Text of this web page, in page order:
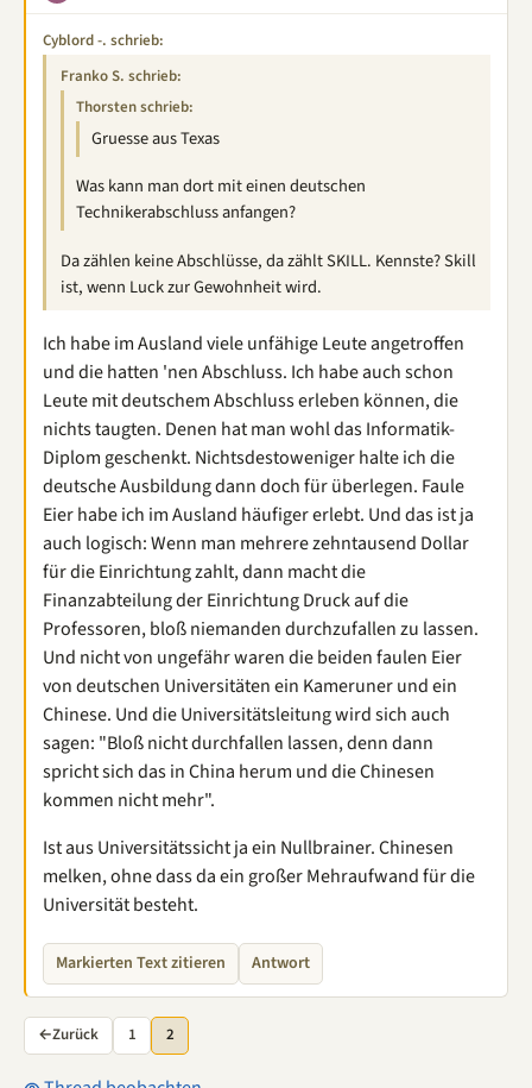
Cyblord -. schrieb:
Franko S. schrieb:
Thorsten schrieb:
Gruesse aus Texas
Was kann man dort mit einen deutschen
Technikerabschluss anfangen?
Da zählen keine Abschlüsse, da zählt SKILL. Kennste? Skill
ist, wenn Luck zur Gewohnheit wird.
Ich habe im Ausland viele unfähige Leute angetroffen
und die hatten 'nen Abschluss. Ich habe auch schon
Leute mit deutschem Abschluss erleben können, die
nichts taugten. Denen hat man wohl das Informatik-
Diplom geschenkt. Nichtsdestoweniger halte ich die
deutsche Ausbildung dann doch für überlegen. Faule
Eier habe ich im Ausland häufiger erlebt. Und das ist ja
auch logisch: Wenn man mehrere zehntausend Dollar
für die Einrichtung zahlt, dann macht die
Finanzabteilung der Einrichtung Druck auf die
Professoren, bloß niemanden durchzufallen zu lassen.
Und nicht von ungefähr waren die beiden faulen Eier
von deutschen Universitäten ein Kameruner und ein
Chinese. Und die Universitätsleitung wird sich auch
sagen: "Bloß nicht durchfallen lassen, denn dann
spricht sich das in China herum und die Chinesen
kommen nicht mehr".
Ist aus Universitätssicht ja ein Nullbrainer. Chinesen
melken, ohne dass da ein großer Mehraufwand für die
Universität besteht.
Markierten Text zitieren Antwort
←Zurück 1 2